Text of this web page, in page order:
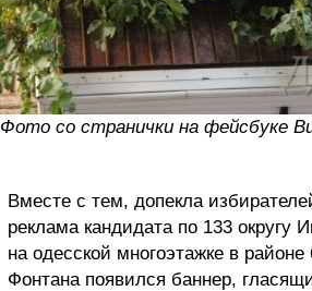
Фото со странички на фейсбуке
Вместе с тем, допекла
реклама кандидата по 133 округу
на одесской многоэтажке в
Фонтана появился баннер,